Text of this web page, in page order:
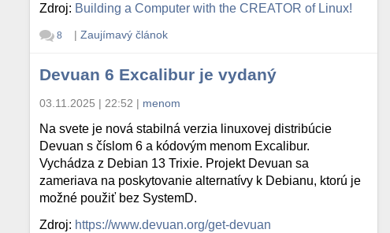
Zdroj: Building a Computer with the CREATOR of Linux!
8 | Zaujímavý článok
Devuan 6 Excalibur je vydaný
03.11.2025 | 22:52 | menom
Na svete je nová stabilná verzia linuxovej distribúcie
Devuan s číslom 6 a kódovým menom Excalibur.
Vychádza z Debian 13 Trixie. Projekt Devuan sa
zameriava na poskytovanie alternatívy k Debianu, ktorú je
možné použiť bez SystemD.
Zdroj: https://www.devuan.org/get-devuan